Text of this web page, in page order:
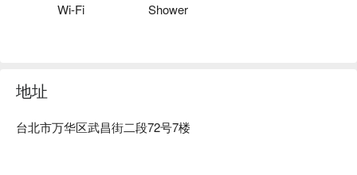
Wi-Fi Shower
地址
台北市万华区武昌街二段72号7楼